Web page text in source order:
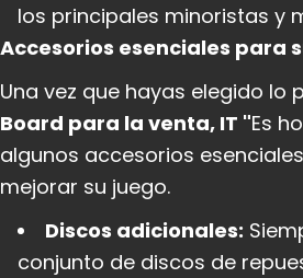
los principales minoristas y
Accesorios esenciales para
Una vez que hayas elegido lo
Board para la venta, IT "Es
algunos accesorios
mejorar su juego.
Discos adicionales:
conjunto de discos de